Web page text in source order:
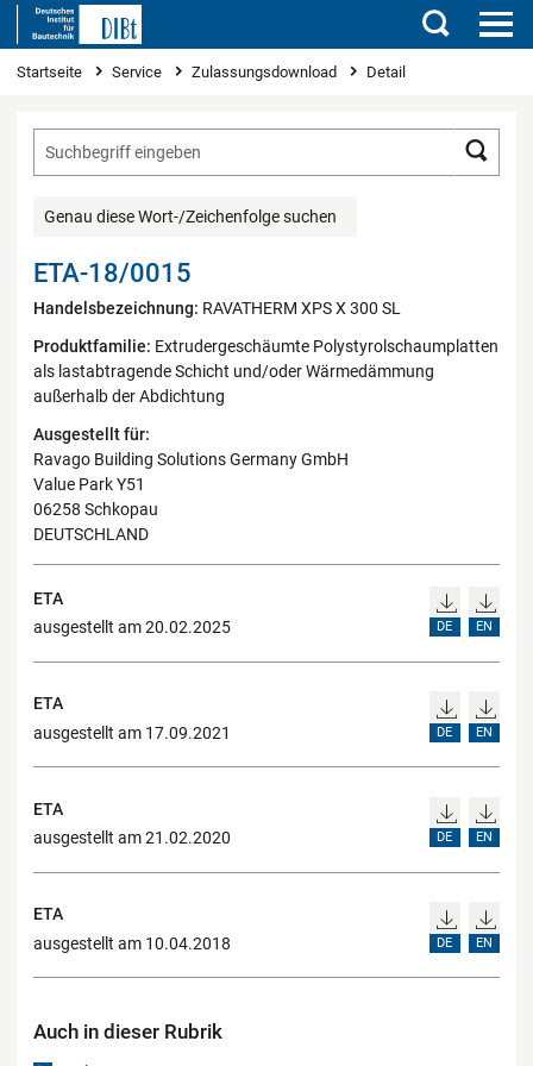
Suchen
Sie sind hier
Startseite Service Zulassungsdownload Detail
Genau diese Wort-/Zeichenfolge suchen
ETA-18/0015
Handelsbezeichnung: RAVATHERM XPS X 300 SL
Produktfamilie: Extrudergeschäumte Polystyrolschaumplatten
als lastabtragende Schicht und/oder Wärmedämmung
außerhalb der Abdichtung
Ausgestellt für:
Ravago Building Solutions Germany GmbH
Value Park Y51
06258 Schkopau
DEUTSCHLAND
ETA
ausgestellt am 20.02.2025
DE EN
ETA
ausgestellt am 17.09.2021
DE EN
ETA
ausgestellt am 21.02.2020
DE EN
ETA
ausgestellt am 10.04.2018
DE EN
Auch in dieser Rubrik